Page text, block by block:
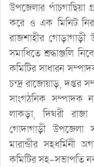
উপজেলার পাঁচগাছিয়া
করে ও এক মিনিট
রাজশাহীর গোড়াগাড়ী
সমাধিতে শ্রদ্ধাঞ্জলি
কমিটির সাধারন
চন্দ্র রাজোয়াড়, দপ্তর
সাংগঠনিক সম্পাদক
লাকড়া, দিঘরী রাজা
গোদাগাড়ী উপজেলা
মারান্ডীর সহধর্মিনী
কমিটির সহ-সভাপতি